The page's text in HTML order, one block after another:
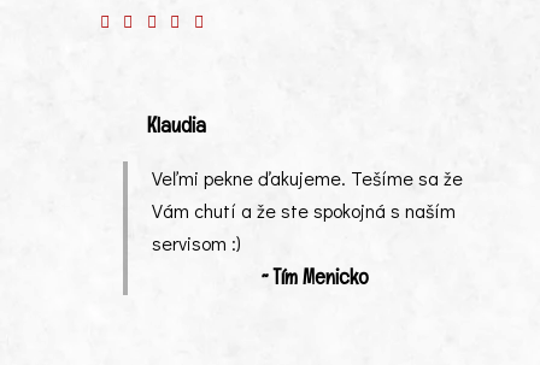
Klaudia
Veľmi pekne ďakujeme. Tešíme sa že
Vám chutí a že ste spokojná s naším
servisom :)
~ Tím Menicko